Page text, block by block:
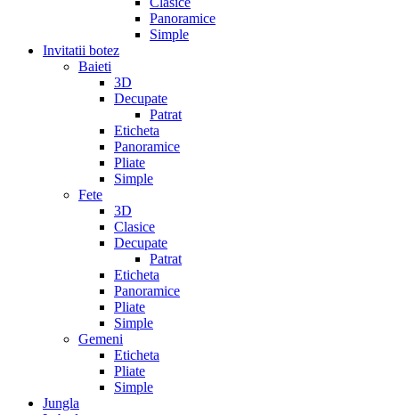
Panoramice
Simple
Invitatii botez
Baieti
3D
Decupate
Patrat
Eticheta
Panoramice
Pliate
Simple
Fete
3D
Clasice
Decupate
Patrat
Eticheta
Panoramice
Pliate
Simple
Gemeni
Eticheta
Pliate
Simple
Jungla